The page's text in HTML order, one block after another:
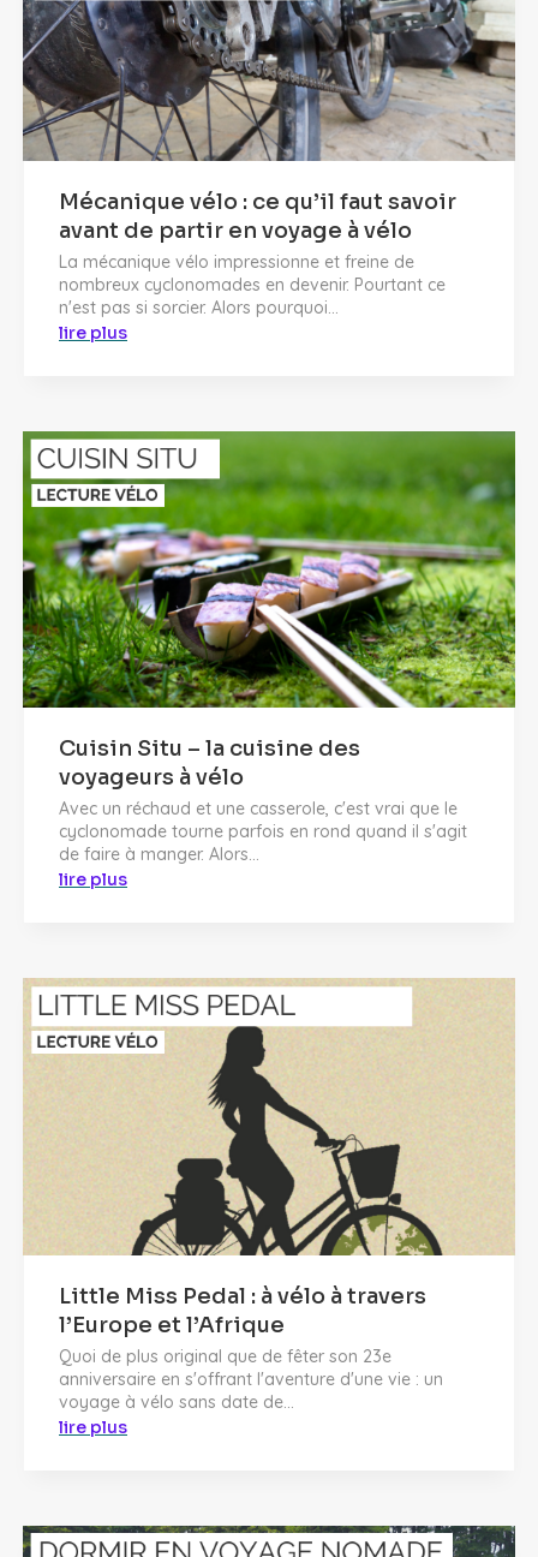
Mécanique vélo : ce qu’il faut savoir
avant de partir en voyage à vélo
La mécanique vélo impressionne et freine de
nombreux cyclonomades en devenir. Pourtant ce
n'est pas si sorcier. Alors pourquoi...
lire plus
Cuisin Situ – la cuisine des
voyageurs à vélo
Avec un réchaud et une casserole, c'est vrai que le
cyclonomade tourne parfois en rond quand il s'agit
de faire à manger. Alors...
lire plus
Little Miss Pedal : à vélo à travers
l’Europe et l’Afrique
Quoi de plus original que de fêter son 23e
anniversaire en s'offrant l'aventure d'une vie : un
voyage à vélo sans date de...
lire plus